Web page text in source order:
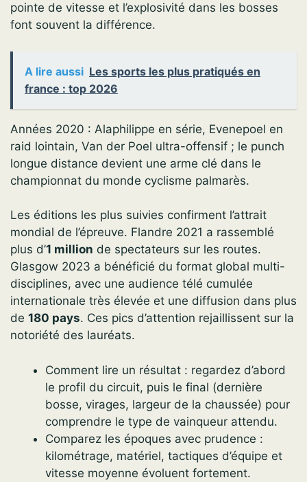
pointe de vitesse et l’explosivité dans les bosses
font souvent la différence.
A lire aussi Les sports les plus pratiqués en
france : top 2026
Années 2020 : Alaphilippe en série, Evenepoel en
raid lointain, Van der Poel ultra-offensif ; le punch
longue distance devient une arme clé dans le
championnat du monde cyclisme palmarès.
Les éditions les plus suivies confirment l’attrait
mondial de l’épreuve. Flandre 2021 a rassemblé
plus d’1 million de spectateurs sur les routes.
Glasgow 2023 a bénéficié du format global multi-
disciplines, avec une audience télé cumulée
internationale très élevée et une diffusion dans plus
de 180 pays. Ces pics d’attention rejaillissent sur la
notoriété des lauréats.
Comment lire un résultat : regardez d’abord
le profil du circuit, puis le final (dernière
bosse, virages, largeur de la chaussée) pour
comprendre le type de vainqueur attendu.
Comparez les époques avec prudence :
kilométrage, matériel, tactiques d’équipe et
vitesse moyenne évoluent fortement.